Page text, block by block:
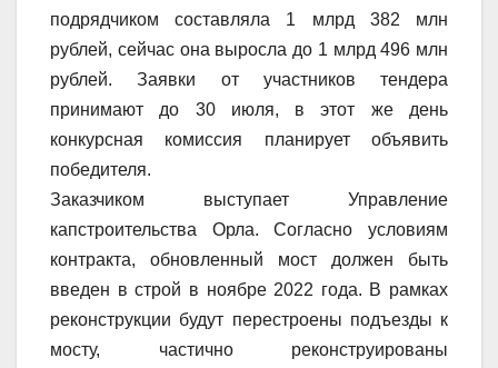
подрядчиком составляла 1 млрд 382 млн
рублей, сейчас она выросла до 1 млрд 496 млн
рублей. Заявки от участников тендера
принимают до 30 июля, в этот же день
конкурсная комиссия планирует объявить
победителя.
Заказчиком выступает Управление
капстроительства Орла. Согласно условиям
контракта, обновленный мост должен быть
введен в строй в ноябре 2022 года. В рамках
реконструкции будут перестроены подъезды к
мосту, частично реконструированы